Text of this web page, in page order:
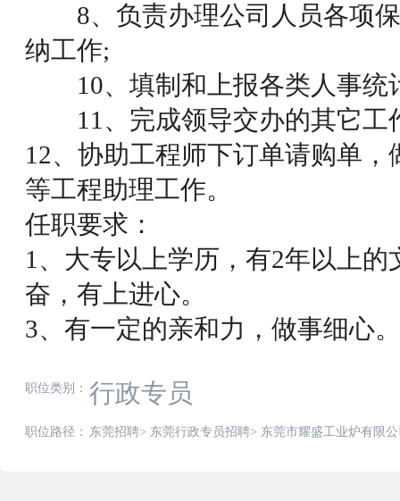
8、负责办理公司人员各项保
纳工作;
10、填制和上报各类人事统
11、完成领导交办的其它工
12、协助工程师下订单请购单
等工程助理工作。
任职要求：
1、大专以上学历，有2年以上
奋，有上进心。
3、有一定的亲和力，做事细心。
职位类别： 行政专员
职位路径： 东莞招聘> 东莞行政专员招聘> 东莞市耀盛工业炉有限